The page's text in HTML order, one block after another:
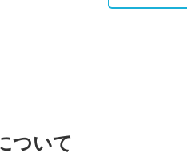
ついて